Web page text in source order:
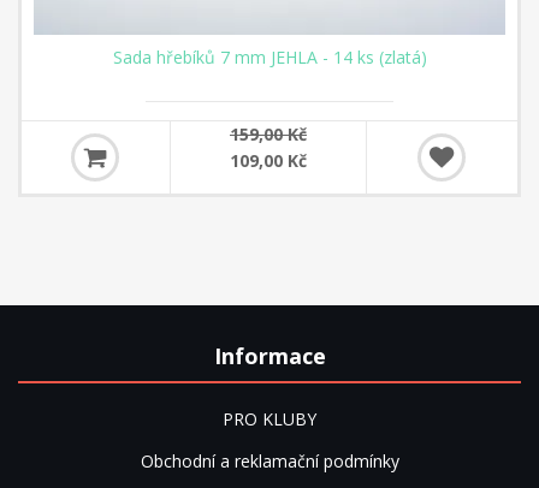
Sada hřebíků 7 mm JEHLA - 14 ks (zlatá)
159,00 Kč
109,00 Kč
Informace
PRO KLUBY
Obchodní a reklamační podmínky